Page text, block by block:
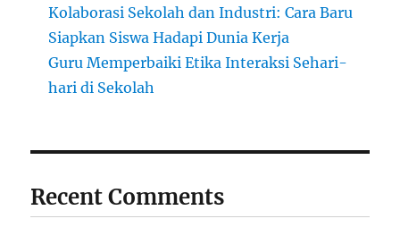
Kolaborasi Sekolah dan Industri: Cara Baru
Siapkan Siswa Hadapi Dunia Kerja
Guru Memperbaiki Etika Interaksi Sehari-
hari di Sekolah
Recent Comments